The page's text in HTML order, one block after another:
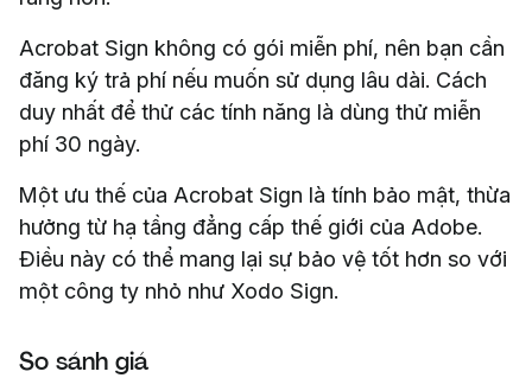
Acrobat Sign không có gói miễn phí, nên bạn cần
đăng ký trả phí nếu muốn sử dụng lâu dài. Cách
duy nhất để thử các tính năng là dùng thử miễn
phí 30 ngày.
Một ưu thế của Acrobat Sign là tính bảo mật, thừa
hưởng từ hạ tầng đẳng cấp thế giới của Adobe.
Điều này có thể mang lại sự bảo vệ tốt hơn so với
một công ty nhỏ như Xodo Sign.
So sánh giá